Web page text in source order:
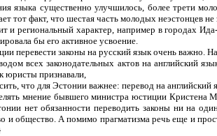
языка существенно улучшилось, более трети
тот факт, что шестая часть молодых неэстонцев
и региональный характер, например в городах
бы его активное усвоение.
перевести законы на русский язык очень
всех законодательных актов на английский
юристы признавали,
что для Эстонии важнее: перевод на английский
мнение бывшего министра юстиции Кристена
нет обязанности переводить законы ни на
и общество. А помимо прагматизма речь еще и